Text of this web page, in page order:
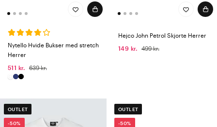
Nytello Hvide Bukser med stretch
Herrer
511 kr.
639 kr.
Hejco John Petrol Skjorte Herrer
149 kr.
499 kr.
OUTLET
-50%
OUTLET
-50%